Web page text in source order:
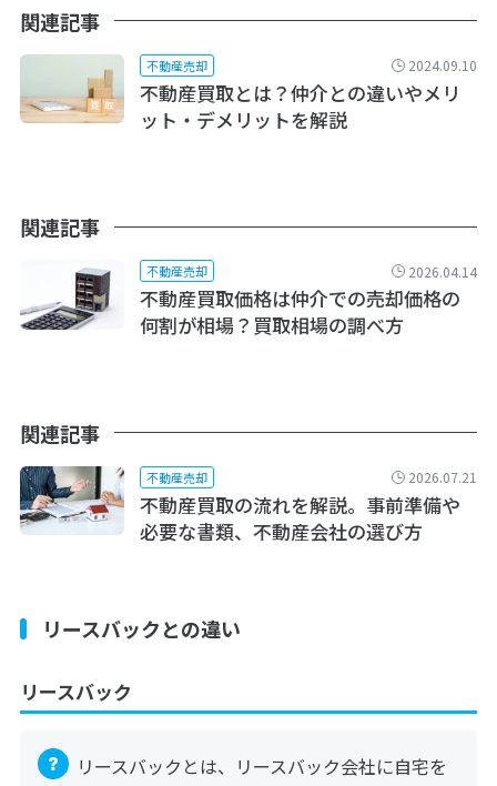
関連記事
不動産売却 2024.09.10
不動産買取とは？仲介との違いやメリ
ット・デメリットを解説
関連記事
不動産売却 2026.04.14
不動産買取価格は仲介での売却価格の
何割が相場？買取相場の調べ方
関連記事
不動産売却 2026.07.21
不動産買取の流れを解説。事前準備や
必要な書類、不動産会社の選び方
リースバックとの違い
リースバック
リースバックとは、リースバック会社に自宅を